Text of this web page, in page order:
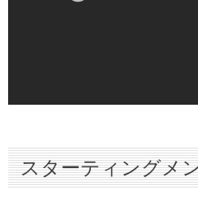
スターティングメ